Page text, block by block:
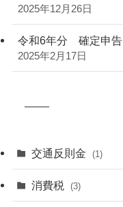
2025年12月26日
令和6年分 確定申告
2025年2月17日
交通反則金 (1)
消費税 (3)